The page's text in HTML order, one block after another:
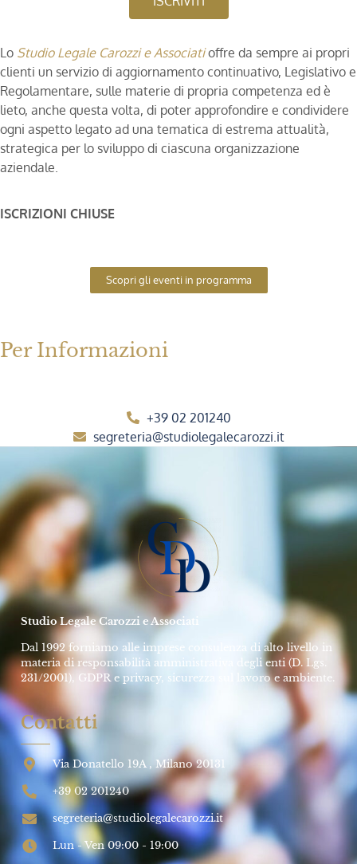
Lo Studio Legale Carozzi e Associati offre da sempre ai propri
clienti un servizio di aggiornamento continuativo, Legislativo e
Regolamentare, sulle materie di propria competenza ed è
lieto, anche questa volta, di poter approfondire e condividere
ogni aspetto legato ad una tematica di estrema attualità,
strategica per lo sviluppo di ciascuna organizzazione
aziendale.
ISCRIZIONI CHIUSE
Scopri gli eventi in programma
Per Informazioni
+39 02 201240
segreteria@studiolegalecarozzi.it
Studio Legale Carozzi e Associati
Dal 1992 forniamo alle imprese consulenza di alto livello in
materia di responsabilità amministrativa degli enti (D. Lgs.
231/2001), GDPR e privacy, sicurezza sul lavoro e ambiente.
Contatti
Via Donatello 19A , Milano 20131
+39 02 201240
segreteria@studiolegalecarozzi.it
Lun - Ven 09:00 - 19:00